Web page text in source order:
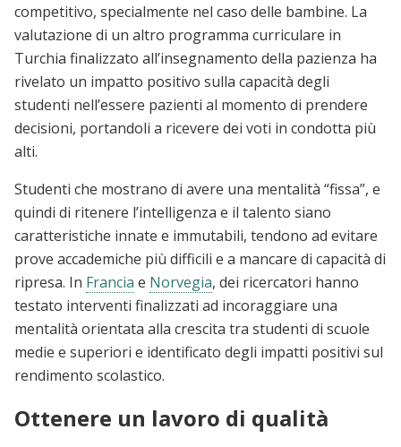
competitivo, specialmente nel caso delle bambine. La
valutazione di un altro programma curriculare in
Turchia finalizzato all’insegnamento della pazienza ha
rivelato un impatto positivo sulla capacità degli
studenti nell’essere pazienti al momento di prendere
decisioni, portandoli a ricevere dei voti in condotta più
alti.
Studenti che mostrano di avere una mentalità “fissa”, e
quindi di ritenere l’intelligenza e il talento siano
caratteristiche innate e immutabili, tendono ad evitare
prove accademiche più difficili e a mancare di capacità di
ripresa. In Francia e Norvegia, dei ricercatori hanno
testato interventi finalizzati ad incoraggiare una
mentalità orientata alla crescita tra studenti di scuole
medie e superiori e identificato degli impatti positivi sul
rendimento scolastico.
Ottenere un lavoro di qualità